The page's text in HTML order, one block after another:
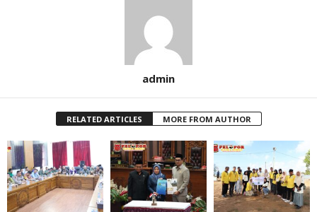
admin
RELATED ARTICLES MORE FROM AUTHOR